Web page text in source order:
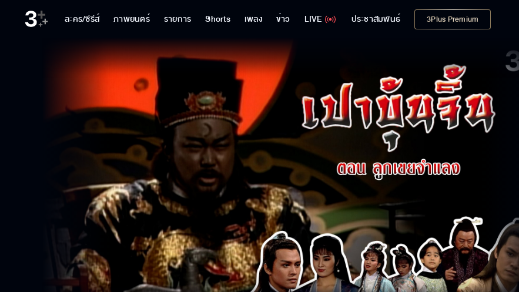
ละคร/ซีรีส์ ภาพยนตร์ รายการ Shorts เพลง ข่าว LIVE ประชาสัมพันธ์ 3Plus Premium